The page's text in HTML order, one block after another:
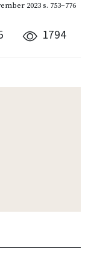
2023s. 753–776
1794